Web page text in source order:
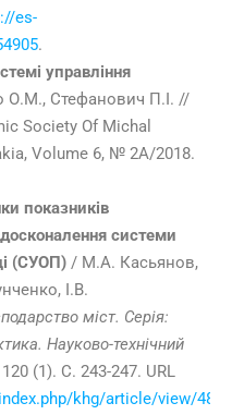
es-
.
управління
О.М., Стефанович П.І. //
Society Of Michal
Volume 6, № 2А/2018.
показників
системи
(СУОП) / М.А. Касьянов,
І.В.
міст. Серія:
Науково-технічний
(1). С. 243-247. URL
khg/article/view/